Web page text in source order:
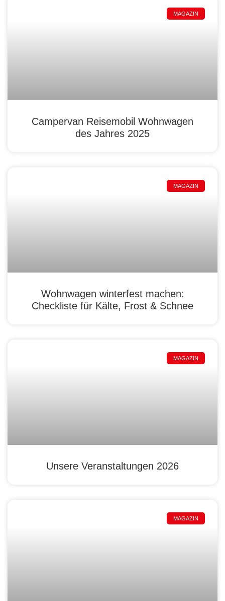
MAGAZIN
Campervan Reisemobil Wohnwagen
des Jahres 2025
MAGAZIN
Wohnwagen winterfest machen:
Checkliste für Kälte, Frost & Schnee
MAGAZIN
Unsere Veranstaltungen 2026
MAGAZIN